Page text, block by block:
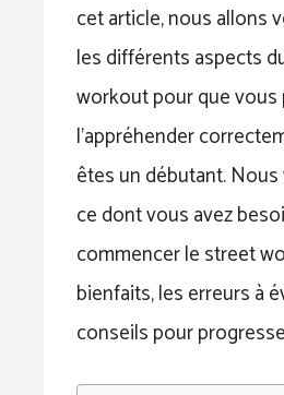
cet article, nous allons
les différents aspects
workout pour que vous
l’appréhender
êtes un débutant.
ce dont vous avez
commencer le street
bienfaits, les erreurs à
conseils pour